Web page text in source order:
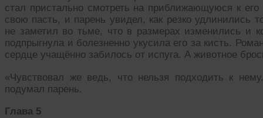
стал пристально смотреть на приближающуюся к
свою пасть, и парень увидел, как резко удлинились
не заметил во тьме, что в размерах изменились и
подпрыгнула и болезненно укусила его за кисть.
сердце учащённо забилось от испуга. А животное
«Чувствовал же ведь, что нельзя подходить к
подумал парень.
Глава 5